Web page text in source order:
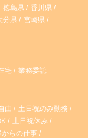
徳島県
香川県
分県
宮崎県
宅 業務委託
由
土日祝のみ勤務
土日祝休み
からの仕事